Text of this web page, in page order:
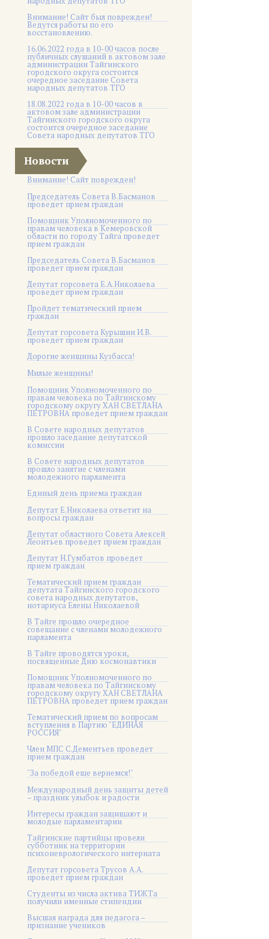
Внимание! Сайт был поврежден!
Ведутся работы по его
восстановлению.
16.06.2022 года в 10-00 часов после
публичных слушаний в актовом зале
администрации Тайгинского
городского округа состоится
очередное заседание Совета
народных депутатов ТГО
18.08.2022 года в 10-00 часов в
актовом зале администрации
Тайгинского городского округа
состоится очередное заседание
Совета народных депутатов ТГО
Новости
Внимание! Сайт поврежден!
Председатель Совета В.Басманов
проведет прием граждан
Помощник Уполномоченного по
правам человека в Кемеровской
области по городу Тайга проведет
прием граждан
Председатель Совета В.Басманов
проведет прием граждан
Депутат горсовета Е.А.Николаева
проведет прием граждан
Пройдет тематический прием
граждан
Депутат горсовета Курышин И.В.
проведет прием граждан
Дорогие женщины Кузбасса!
Милые женщины!
Помощник Уполномоченного по
правам человека по Тайгинскому
городскому округу ХАН СВЕТЛАНА
ПЕТРОВНА проведет прием граждан
В Совете народных депутатов
прошло заседание депутатской
комиссии
В Совете народных депутатов
прошло занятие с членами
молодежного парламента
Единый день приема граждан
Депутат Е.Николаева ответит на
вопросы граждан
Депутат областного Совета Алексей
Леонтьев проведет прием граждан
Депутат Н.Гумбатов проведет
прием граждан
Тематический прием граждан
депутата Тайгинского городского
совета народных депутатов,
нотариуса Елены Николаевой
В Тайге прошло очередное
совещание с членами молодежного
парламента
В Тайге проводятся уроки,
посвященные Дню космонавтики
Помощник Уполномоченного по
правам человека по Тайгинскому
городскому округу ХАН СВЕТЛАНА
ПЕТРОВНА проведет прием граждан
Тематический прием по вопросам
вступления в Партию "ЕДИНАЯ
РОССИЯ"
Член МПС С.Дементьев проведет
прием граждан
"За победой еще вернемся!"
Международный день защиты детей
– праздник улыбок и радости
Интересы граждан защищают и
молодые парламентарии
Тайгинские партийцы провели
субботник на территории
психоневрологического интерната
Депутат горсовета Трусов А.А.
проведет прием граждан
Студенты из числа актива ТИЖТа
получили именные стипендии
Высшая награда для педагога –
признание учеников